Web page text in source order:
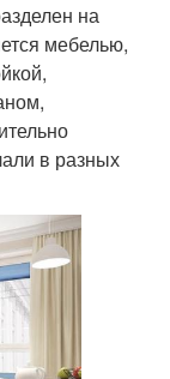
на
мебелью,
в разных